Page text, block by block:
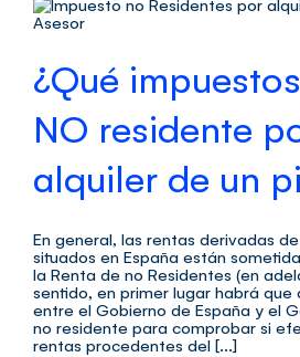
¿Qué
NO residente
alquiler de un
En general, las rentas derivadas
situados en España están
la Renta de no Residentes (en
sentido, en primer lugar habrá
entre el Gobierno de España y el
no residente para comprobar si
rentas procedentes del [...]